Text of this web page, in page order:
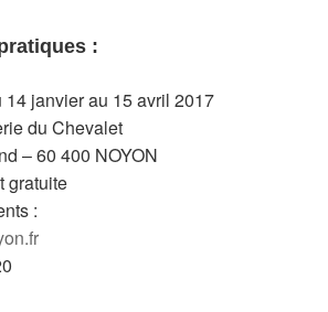
:
14 janvier au 15 avril 2017
du Chevalet
– 60 400 NOYON
gratuite
: